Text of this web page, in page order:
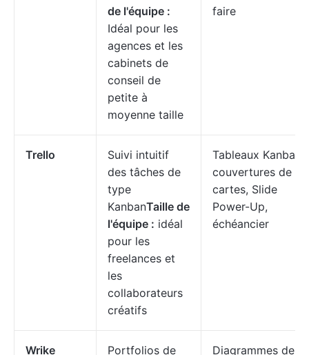
de l'équipe :
Idéal pour les
agences et les
cabinets de
conseil de
petite à
moyenne taille
faire
Trello
Suivi intuitif
des tâches de
type
KanbanTaille de
l'équipe : idéal
pour les
freelances et
les
collaborateurs
créatifs
Tableaux Kanban,
couvertures de
cartes, Slide
Power-Up,
échéancier
Wrike Portfolios de Diagrammes de